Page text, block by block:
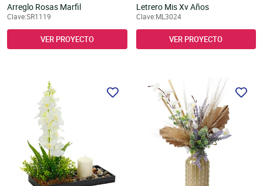
Arreglo Rosas Marfil
Clave:SR1119
VER PROYECTO
Letrero Mis Xv Años
Clave:ML3024
VER PROYECTO